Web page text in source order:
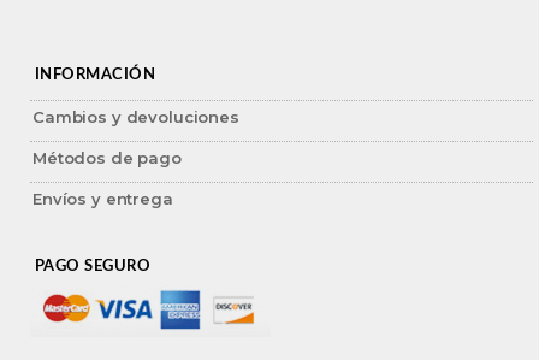
INFORMACIÓN
Cambios y devoluciones
Métodos de pago
Envíos y entrega
PAGO SEGURO